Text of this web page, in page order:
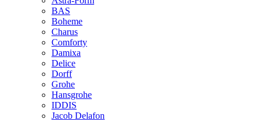
BAS
Boheme
Charus
Comforty
Damixa
Delice
Dorff
Grohe
Hansgrohe
IDDIS
Jacob Delafon